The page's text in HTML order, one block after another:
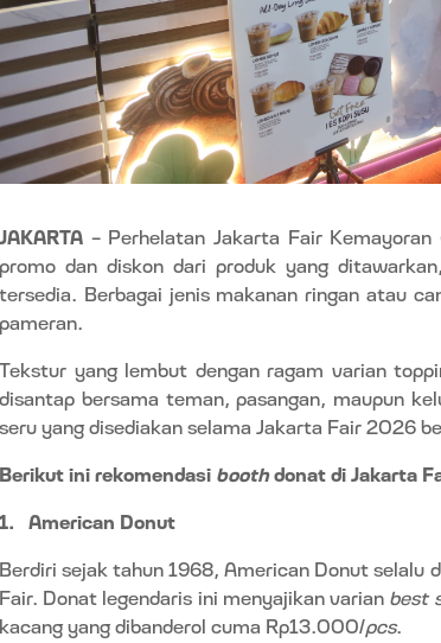
JAKARTA – Perhelatan Jakarta Fair
promo dan diskon dari produk yang
tersedia. Berbagai jenis makanan ringan atau
pameran.
Tekstur yang lembut dengan ragam varian
disantap bersama teman, pasangan, maupun
seru yang disediakan selama Jakarta Fair 2026
Berikut ini rekomendasi boothdonat di Jakarta
1.
American Donut
Berdiri sejak tahun 1968, American Donut selalu
Fair. Donat legendaris ini menyajikan varian best
kacang yang dibanderol cuma Rp13.000/pcs.